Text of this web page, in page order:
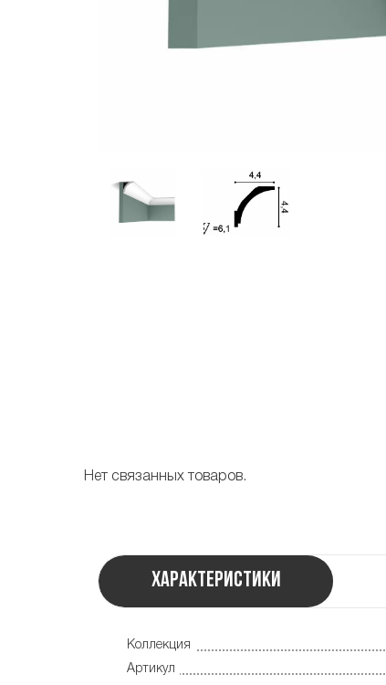
Нет связанных товаров.
Характеристики
Коллекция
Артикул